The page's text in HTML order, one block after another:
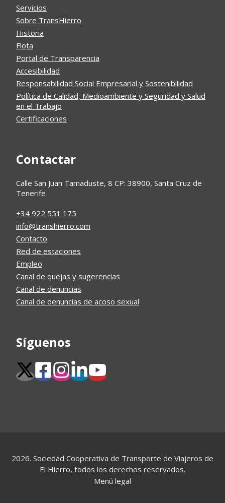
Servicios
Sobre TransHierro
Historia
Flota
Portal de Transparencia
Accesibilidad
Responsabilidad Social Empresarial y Sostenibilidad
Política de Calidad, Medioambiente y Seguridad y Salud
en el Trabajo
Certificaciones
Contactar
Calle San Juan Tamaduste, 8 CP: 38900, Santa Cruz de
Tenerife
+34 922 551 175
info@transhierro.com
Contacto
Red de estaciones
Empleo
Canal de quejas y sugerencias
Canal de denuncias
Canal de denuncias de acoso sexual
Síguenos
2026. Sociedad Cooperativa de Transporte de Viajeros de
El Hierro, todos los derechos reservados.
Menú legal